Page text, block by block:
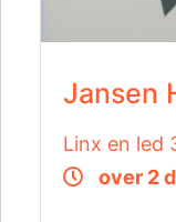
Jansen
Linx en led
over 2